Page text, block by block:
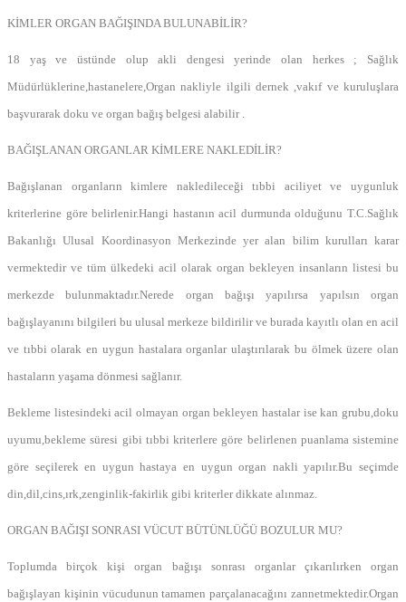
KİMLER ORGAN BAĞIŞINDA BULUNABİLİR?
18 yaş ve üstünde olup akli dengesi yerinde olan herkes ; Sağlık
Müdürlüklerine,hastanelere,Organ nakliyle ilgili dernek ,vakıf ve kuruluşlara
başvurarak doku ve organ bağış belgesi alabilir .
BAĞIŞLANAN ORGANLAR KİMLERE NAKLEDİLİR?
Bağışlanan organların kimlere nakledileceği tıbbi aciliyet ve uygunluk
kriterlerine göre belirlenir.Hangi hastanın acil durmunda olduğunu T.C.Sağlık
Bakanlığı Ulusal Koordinasyon Merkezinde yer alan bilim kurulları karar
vermektedir ve tüm ülkedeki acil olarak organ bekleyen insanların listesi bu
merkezde bulunmaktadır.Nerede organ bağışı yapılırsa yapılsın organ
bağışlayanını bilgileri bu ulusal merkeze bildirilir ve burada kayıtlı olan en acil
ve tıbbi olarak en uygun hastalara organlar ulaştırılarak bu ölmek üzere olan
hastaların yaşama dönmesi sağlanır.
Bekleme listesindeki acil olmayan organ bekleyen hastalar ise kan grubu,doku
uyumu,bekleme süresi gibi tıbbi kriterlere göre belirlenen puanlama sistemine
göre seçilerek en uygun hastaya en uygun organ nakli yapılır.Bu seçimde
din,dil,cins,ırk,zenginlik-fakirlik gibi kriterler dikkate alınmaz.
ORGAN BAĞIŞI SONRASI VÜCUT BÜTÜNLÜĞÜ BOZULUR MU?
Toplumda birçok kişi organ bağışı sonrası organlar çıkarılırken organ
bağışlayan kişinin vücudunun tamamen parçalanacağını zannetmektedir.Organ